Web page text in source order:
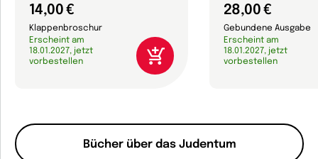
Bücher über das Judentum
14,00 €
Klappenbroschur
Erscheint am
18.01.2027, jetzt
vorbestellen
28,00 €
Gebundene Ausgabe
Erscheint am
18.01.2027, jetzt
vorbestellen